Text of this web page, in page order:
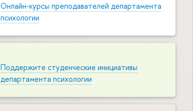
Онлайн-курсы преподавателей департамента
психологии
Поддержите студенческие инициативы
департамента психологии